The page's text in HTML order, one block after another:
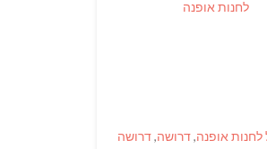
לחנות אופנה,דרושה,דרושה